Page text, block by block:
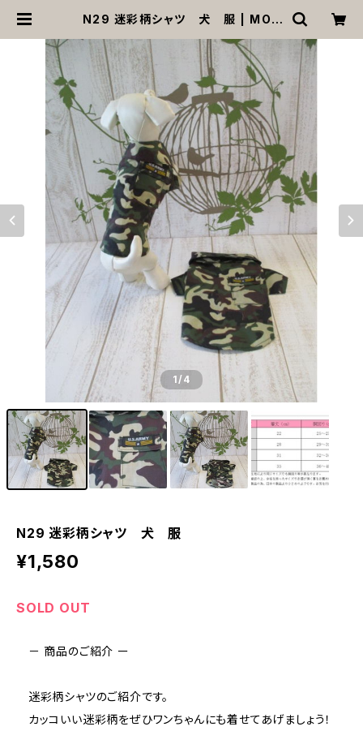
N29 迷彩柄シャツ 犬 服 | MOA
1/4
N29 迷彩柄シャツ 犬 服
¥1,580
SOLD OUT
－ 商品のご紹介 ー
迷彩柄シャツのご紹介です。
カッコいい迷彩柄をぜひワンちゃんにも着せてあげましょう！